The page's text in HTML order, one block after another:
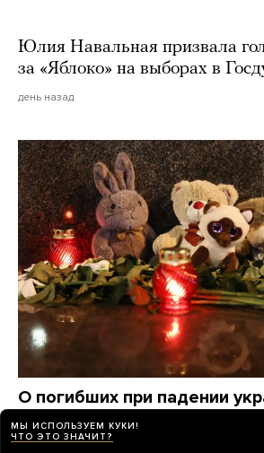
Юлия Навальная призвала
за «Яблоко» на выборах в
день назад
О погибших при падении
дрона на пляж в
известно крайне мало. Вот
МЫ ИСПОЛЬЗУЕМ КУКИ!
ЧТО ЭТО ЗНАЧИТ?